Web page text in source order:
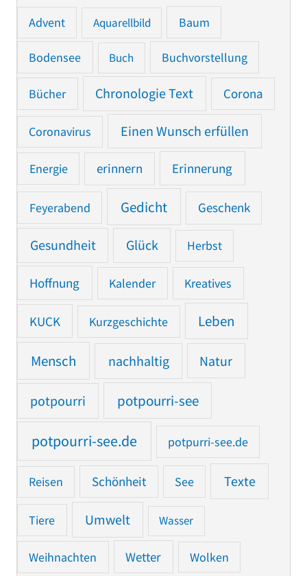
Advent Aquarellbild Baum
Bodensee Buch Buchvorstellung
Bücher Chronologie Text Corona
Coronavirus Einen Wunsch erfüllen
Energie erinnern Erinnerung
Feyerabend Gedicht Geschenk
Gesundheit Glück Herbst
Hoffnung Kalender Kreatives
KUCK Kurzgeschichte Leben
Mensch nachhaltig Natur
potpourri potpourri-see
potpourri-see.de potpurri-see.de
Reisen Schönheit See Texte
Tiere Umwelt Wasser
Weihnachten Wetter Wolken